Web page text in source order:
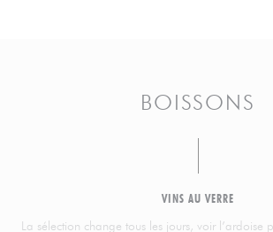
BOISSONS
VINS AU VERRE
La sélection change tous les jours, voir l’ardoise